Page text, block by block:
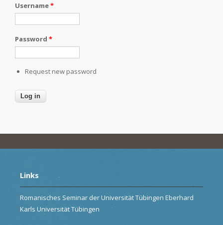
Username*
Password *
Request new password
Links
Romanisches Seminar der Universität Tübingen Eberhard
Karls Universität Tübingen